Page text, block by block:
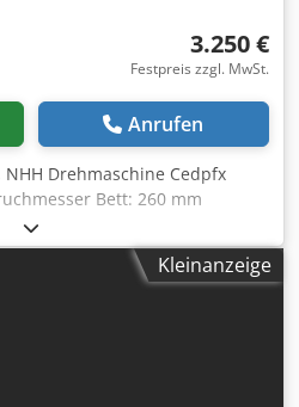
3.250 €
Festpreis zzgl. MwSt.
Anrufen
NHH Drehmaschine Cedpfx
Bett: 260 mm
160 mm Durchlass: 26 mm
digital bemesserung
Drehzahl: 2000 Umw/Min
Kleinanzeige